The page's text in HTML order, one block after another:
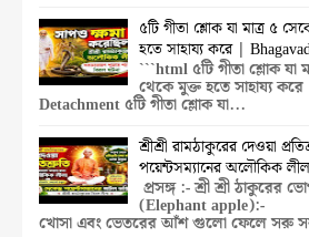
৫টি গীতা শ্লোক যা মাত্র ৫
হতে সাহায্য করে |
```html ৫টি গীতা শ্লোক যা
থেকে মুক্ত হতে সাহায্য
Detachment ৫টি গীতা শ্লোক যা...
শ্রীশ্রী রামঠাকুরের দেওয়া
পয়েন্টসম্যানের অলৌকিক
প্রসঙ্গ :- শ্রী শ্রী ঠাকুরের
(Elephant apple):-
খোসা এবং ভেতরের আঁশ গুলো ফেলে সরু